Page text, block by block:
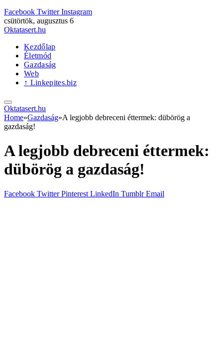
Facebook Twitter Instagram
csütörtök, augusztus 6
Oktatasert.hu
Kezdőlap
Életmód
Gazdaság
Web
↑ Linkepites.biz
Oktatasert.hu
Home»Gazdaság»A legjobb debreceni éttermek: dübörög a
gazdaság!
A legjobb debreceni éttermek:
dübörög a gazdaság!
Facebook Twitter Pinterest LinkedIn Tumblr Email